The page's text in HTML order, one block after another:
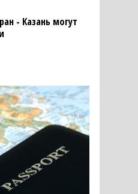
- Казань могут